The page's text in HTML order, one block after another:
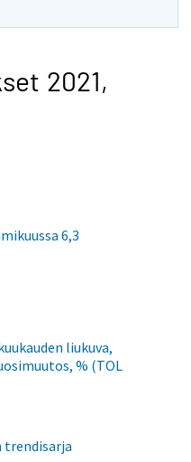
2021,
6,3
liukuva,
% (TOL
trendisarja